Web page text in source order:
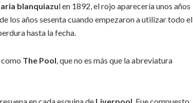
blanquiazul en 1892, el rojo aparecería unos años
los años sesenta cuando empezaron a utilizar todo el
hasta la fecha.
The Pool, que no es más que la abreviatura